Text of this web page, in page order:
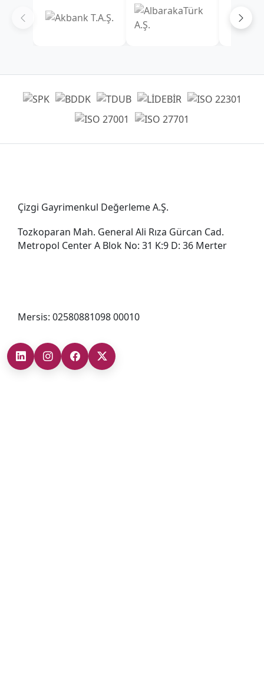
Çizgi Gayrimenkul Değerleme A.Ş.
Tozkoparan Mah. General Ali Rıza Gürcan Cad.
Metropol Center A Blok No: 31 K:9 D: 36 Merter
Mersis: 02580881098 00010